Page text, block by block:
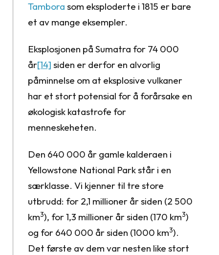
Tambora som eksploderte i 1815 er bare
et av mange eksempler.
Eksplosjonen på Sumatra for 74 000
år[14] siden er derfor en alvorlig
påminnelse om at eksplosive vulkaner
har et stort potensial for å forårsake en
økologisk katastrofe for
menneskeheten.
Den 640 000 år gamle kalderaen i
Yellowstone National Park står i en
særklasse. Vi kjenner til tre store
utbrudd: for 2,1 millioner år siden (2 500
km3), for 1,3 millioner år siden (170 km3)
og for 640 000 år siden (1000 km3).
Det første av dem var nesten like stort